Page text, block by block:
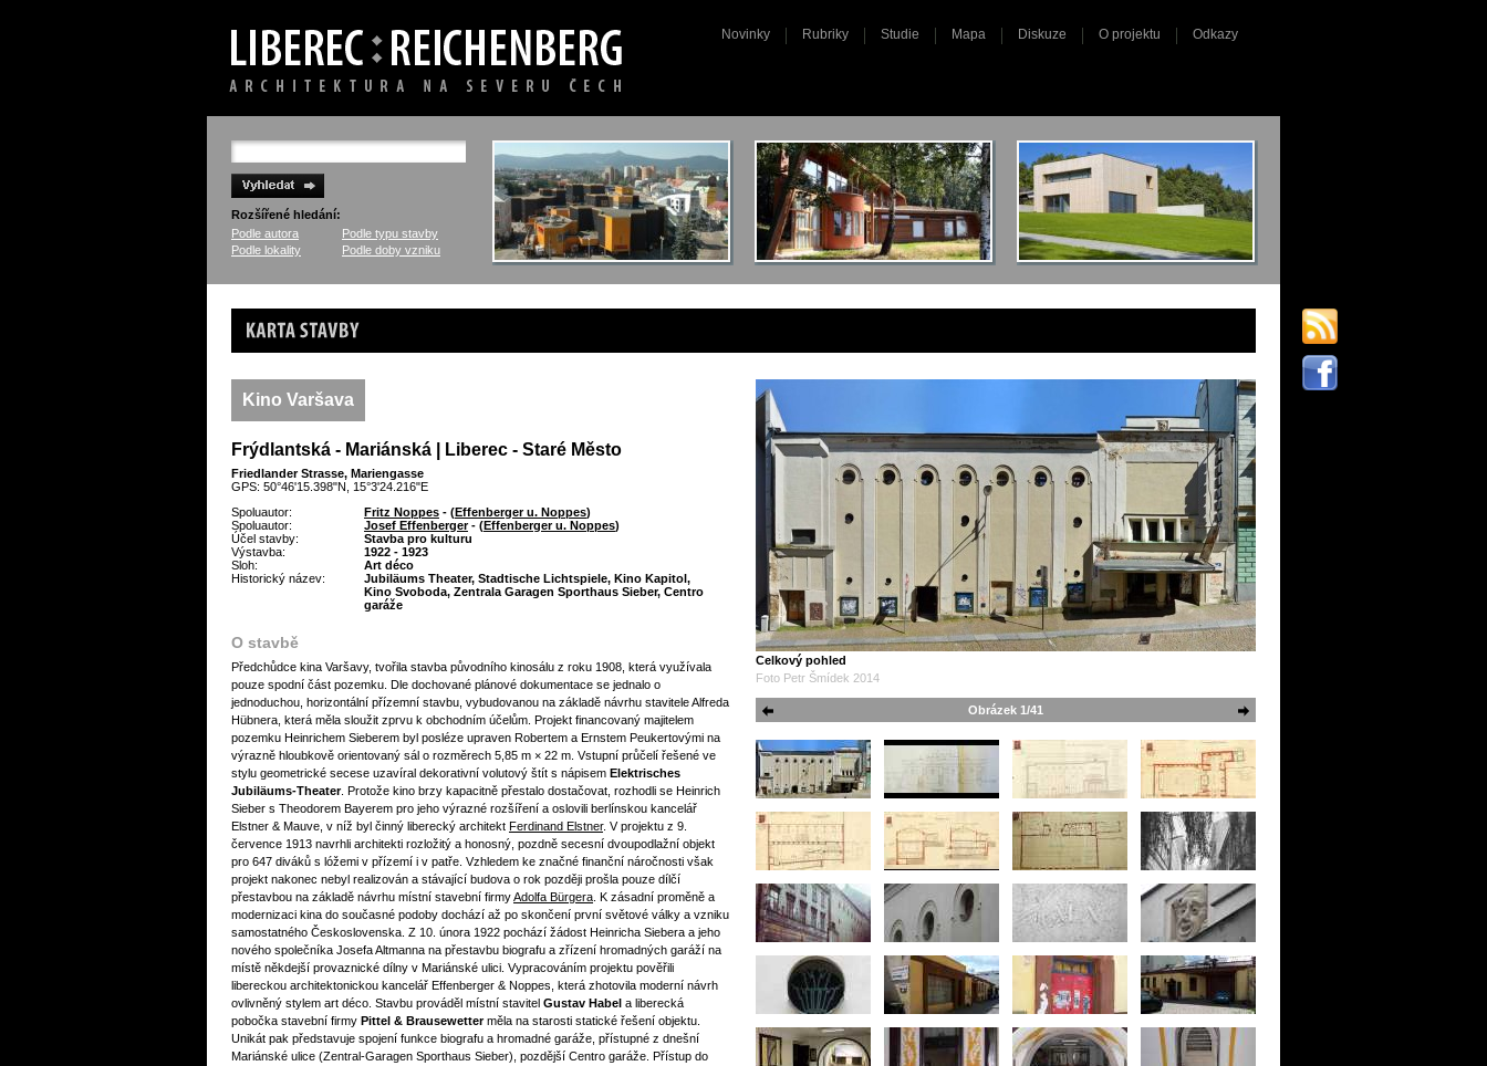
Novinky Rubriky Studie Mapa Diskuze O projektu Odkazy
Rozšířené hledání:
Podle autora
Podle typu stavby
Podle lokality
Podle doby vzniku
Karta stavby
Kino Varšava
Frýdlantská - Mariánská | Liberec - Staré Město
Friedlander Strasse, Mariengasse
GPS: 50°46'15.398"N, 15°3'24.216"E
Spoluautor:
Fritz Noppes - (Effenberger u. Noppes)
Spoluautor:
Josef Effenberger- (Effenberger u. Noppes)
Účel stavby:
Stavba pro kulturu
Výstavba:
1922 - 1923
Sloh:
Art déco
Historický název:
Jubiläums Theater, Stadtische Lichtspiele, Kino Kapitol,
Kino Svoboda, Zentrala Garagen Sporthaus Sieber, Centro
garáže
O stavbě
Předchůdce kina Varšavy, tvořila stavba původního kinosálu z roku 1908, která využívala
pouze spodní část pozemku. Dle dochované plánové dokumentace se jednalo o
jednoduchou, horizontální přízemní stavbu, vybudovanou na základě návrhu stavitele Alfreda
Hübnera, která měla sloužit zprvu k obchodním účelům. Projekt financovaný majitelem
pozemku Heinrichem Sieberem byl posléze upraven Robertem a Ernstem Peukertovými na
výrazně hloubkově orientovaný sál o rozměrech 5,85 m × 22 m. Vstupní průčelí řešené ve
stylu geometrické secese uzavíral dekorativní volutový štít s nápisem Elektrisches
Jubiläums-Theater. Protože kino brzy kapacitně přestalo dostačovat, rozhodli se Heinrich
Sieber s Theodorem Bayerem pro jeho výrazné rozšíření a oslovili berlínskou kancelář
Elstner & Mauve, v níž byl činný liberecký architekt Ferdinand Elstner. V projektu z 9.
července 1913 navrhli architekti rozložitý a honosný, pozdně secesní dvoupodlažní objekt
pro 647 diváků s lóžemi v přízemí i v patře. Vzhledem ke značné finanční náročnosti však
projekt nakonec nebyl realizován a stávající budova o rok později prošla pouze dílčí
přestavbou na základě návrhu místní stavební firmyAdolfa Bürgera . K zásadní proměně a
modernizaci kina do současné podoby dochází až po skončení první světové války a vzniku
samostatného Československa. Z 10. února 1922 pochází žádost Heinricha Siebera a jeho
nového společníka Josefa Altmanna na přestavbu biografu a zřízení hromadných garáží na
místě někdejší provaznické dílny v Mariánské ulici. Vypracováním projektu pověřili
libereckou architektonickou kancelář Effenberger & Noppes, která zhotovila moderní návrh
ovlivněný stylem art déco. Stavbu prováděl místní stavitel Gustav Habel a liberecká
pobočka stavební firmy Pittel & Brausewetterměla na starosti statické řešení objektu.
Unikát pak představuje spojení funkce biografu a hromadné garáže, přístupné z dnešní
Mariánské ulice (Zentral-Garagen Sporthaus Sieber), pozdější Centro garáže. Přístup do
Celkový pohled
Foto Petr Šmídek 2014
Obrázek 1/41